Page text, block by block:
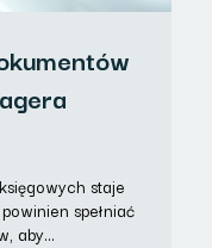
staje
spełniać
aby…